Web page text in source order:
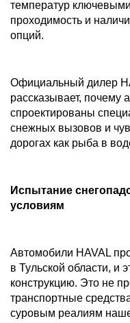
температур
проходимость и
опций.
Официальный дилер
рассказывает, почему
спроектированы
снежных вызовов и
дорогах как рыба в
Испытание
условиям
Автомобили HAVAL
в Тульской области, и
конструкцию. Это не
транспортные
суровым реалиям